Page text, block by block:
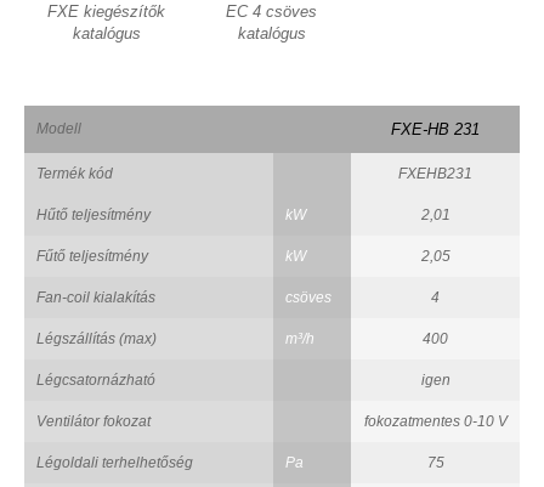
FXE kiegészítők
katalógus
EC 4 csöves
katalógus
Modell FXE-HB 231
Termék kód FXEHB231
Hűtő teljesítmény kW 2,01
Fűtő teljesítmény kW 2,05
Fan-coil kialakítás csöves 4
Légszállítás (max) m³/h 400
Légcsatornázható igen
Ventilátor fokozat fokozatmentes 0-10 V
Légoldali terhelhetőség Pa 75